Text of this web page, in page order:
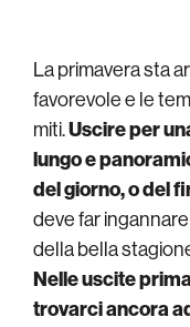
La primavera sta
favorevole e le
miti.Uscire per
lungo e
del giorno, o del
deve far
della bella
Nelle uscite
trovarci ancora